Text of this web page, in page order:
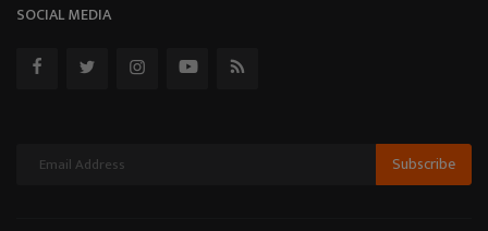
SOCIAL MEDIA
Subscribe